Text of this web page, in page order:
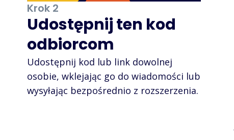
Krok 2
Udostępnij ten kod
odbiorcom
Udostępnij kod lub link dowolnej
osobie, wklejając go do wiadomości lub
wysyłając bezpośrednio z rozszerzenia.